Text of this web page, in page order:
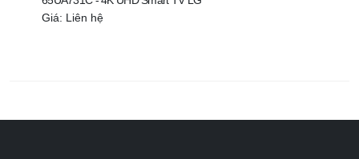
Giá: Liên hệ